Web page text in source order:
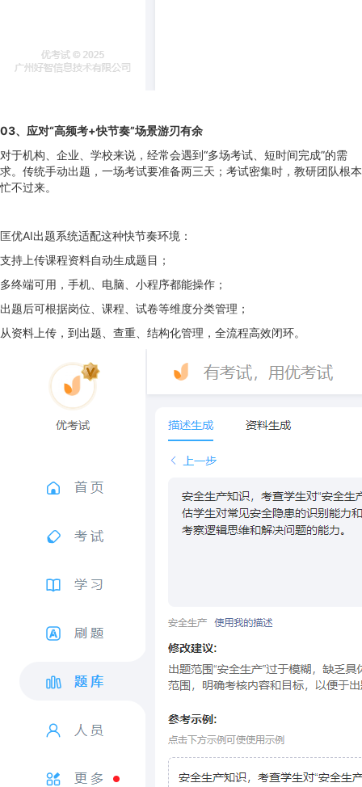
03、 应对“高频考+快节奏”场景游刃有余
对于机构、企业、学校来说，经常会遇到“多场考试、短时间完成”的需
求。传统手动出题，一场考试要准备两三天；考试密集时，教研团队根本
忙不过来。
匡优AI出题系统适配这种快节奏环境：
支持上传课程资料自动生成题目；
多终端可用，手机、电脑、小程序都能操作；
出题后可根据岗位、课程、试卷等维度分类管理；
从资料上传，到出题、查重、结构化管理，全流程高效闭环。